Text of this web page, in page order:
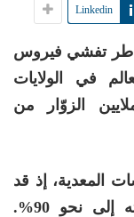
Linkedin
تفشي فيروس
في الولايات
الزوّار من
المعدية، إذ قد
تصل نسبة الوفيات في بعض سلالاته إلى نحو 90%.